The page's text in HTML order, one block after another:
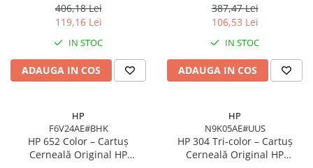
Cyan/Magenta/Yellow
406,18 Lei
119,16 Lei
IN STOC
ADAUGA IN COS
Advantage
387,47 Lei
106,53 Lei
IN STOC
ADAUGA IN COS
HP
F6V24AE#BHK
HP 652 Color – Cartuș
Cerneală Original HP
HP
N9K05AE#UUS
HP 304 Tri‑color – Cartuș
Cerneală Original HP